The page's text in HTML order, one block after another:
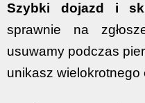
Szybki dojazd i
sprawnie na
usuwamy podczas
unikasz